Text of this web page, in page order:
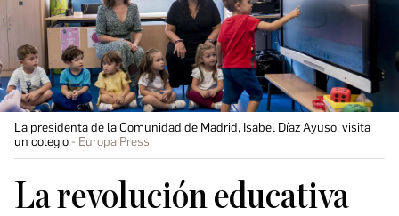
La presidenta de la Comunidad de Madrid, Isabel Díaz Ayuso, visita
un colegio
Europa Press
La revolución educativa